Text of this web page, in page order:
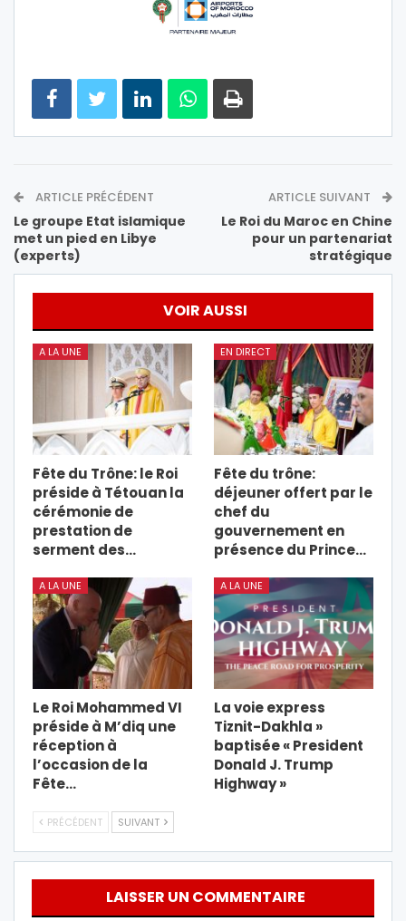
ARTICLE PRÉCÉDENT
Le groupe Etat islamique
met un pied en Libye
(experts)
ARTICLE SUIVANT
Le Roi du Maroc en Chine
pour un partenariat
stratégique
VOIR AUSSI
A LA UNE
Fête du Trône: le Roi
préside à Tétouan la
cérémonie de
prestation de
serment des…
EN DIRECT
Fête du trône:
déjeuner offert par le
chef du
gouvernement en
présence du Prince…
A LA UNE
Le Roi Mohammed VI
préside à M’diq une
réception à
l’occasion de la
Fête…
A LA UNE
La voie express
Tiznit-Dakhla »
baptisée « President
Donald J. Trump
Highway »
PRÉCÉDENT SUIVANT
LAISSER UN COMMENTAIRE